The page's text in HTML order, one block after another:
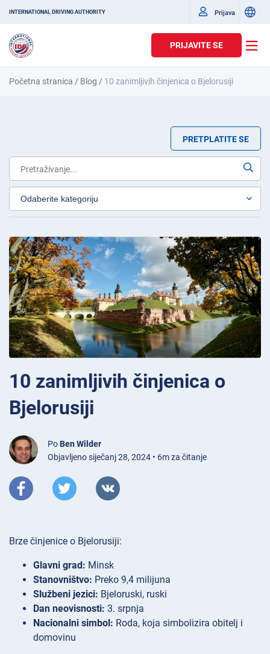
INTERNATIONAL DRIVING AUTHORITY Prijava
PRIJAVITE SE
Početna stranica / Blog / 10 zanimljivih činjenica o Bjelorusiji
PRETPLATITE SE
10 zanimljivih činjenica o
Bjelorusiji
Po Ben Wilder
Objavljeno siječanj 28, 2024 • 6m za čitanje
Brze činjenice o Bjelorusiji:
Glavni grad: Minsk
Stanovništvo: Preko 9,4 milijuna
Službeni jezici: Bjeloruski, ruski
Dan neovisnosti: 3. srpnja
Nacionalni simbol: Roda, koja simbolizira obitelj i
domovinu